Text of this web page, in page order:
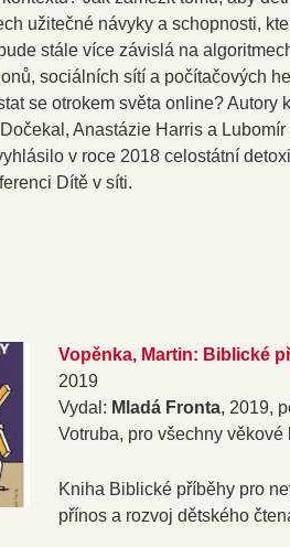
užitečné návyky a schopnosti,
stále více závislá na
sociálních sítí a počítačových
se otrokem světa online? Autory
Anastázie Harris a
v roce 2018 celostátní
Dítě v síti.
Vopěnka, Martin: Biblické
2019
Vydal: Mladá Fronta, 2019,
Votruba, pro všechny věkové
Kniha Biblické příběhy pro
přínos a rozvoj dětského